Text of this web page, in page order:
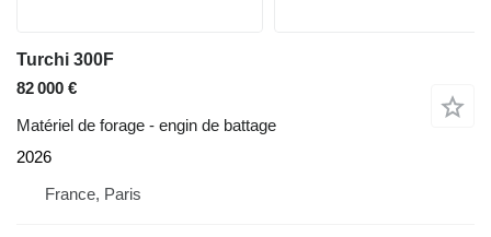
Turchi 300F
82 000 €
Matériel de forage - engin de battage
2026
France, Paris